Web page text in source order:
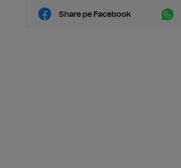
Share pe Facebook